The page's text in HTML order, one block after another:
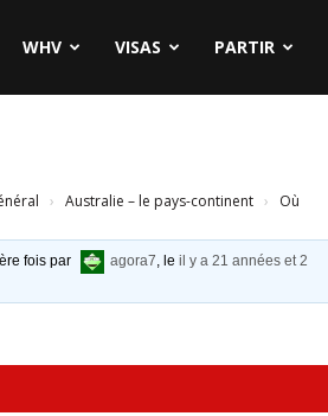
WHV VISAS PARTIR
› Australie – le pays-continent ›
Où
fois par agora7, leil y a 21 années et 2